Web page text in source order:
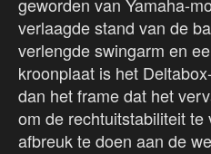
verlaagde stand van de
verlengde swingarm en
kroonplaat is het
dan het frame dat het
om de rechtuitstabiliteit te
afbreuk te doen aan de